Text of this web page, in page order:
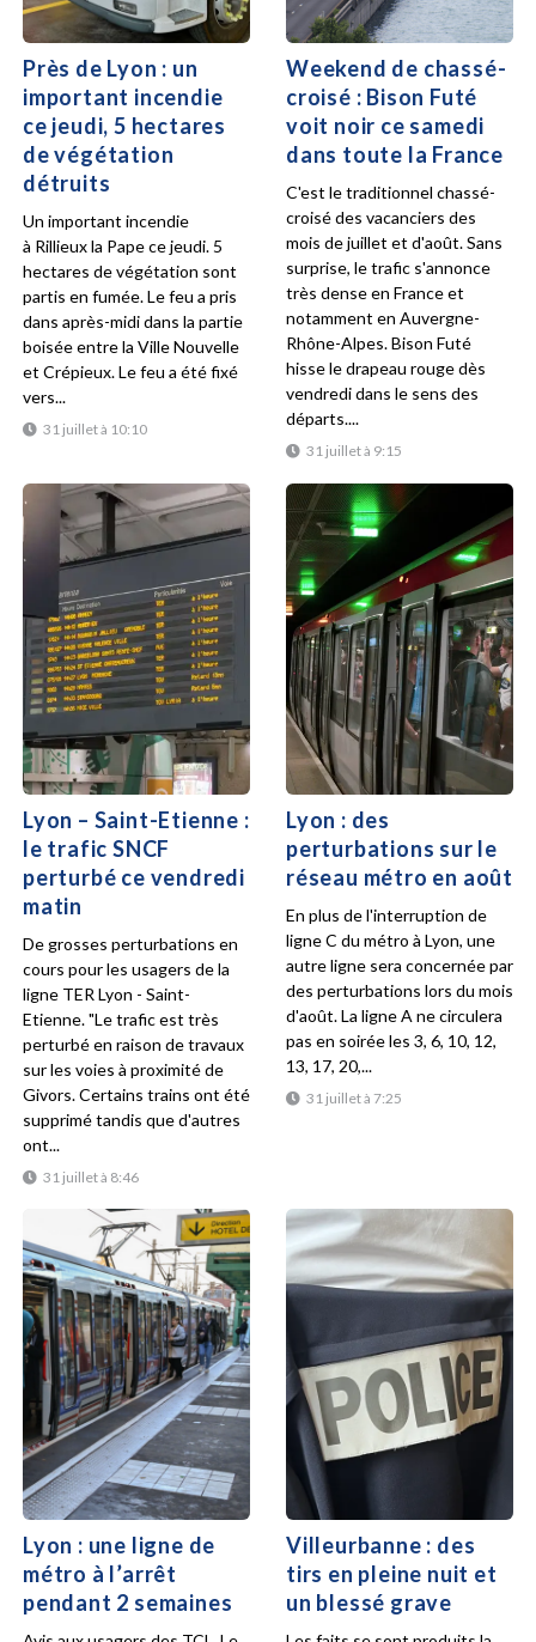
Près de Lyon : un
important incendie
ce jeudi, 5 hectares
de végétation
détruits
31 juillet à 10:10
Un important incendie
à Rillieux la Pape ce jeudi. 5
hectares de végétation sont
partis en fumée. Le feu a pris
dans après-midi dans la partie
boisée entre la Ville Nouvelle
et Crépieux. Le feu a été fixé
vers...
Weekend de chassé-
croisé : Bison Futé
voit noir ce samedi
dans toute la France
31 juillet à 9:15
C'est le traditionnel chassé-
croisé des vacanciers des
mois de juillet et d'août. Sans
surprise, le trafic s'annonce
très dense en France et
notamment en Auvergne-
Rhône-Alpes. Bison Futé
hisse le drapeau rouge dès
vendredi dans le sens des
départs....
Lyon – Saint-Etienne :
le trafic SNCF
perturbé ce vendredi
matin
31 juillet à 8:46
De grosses perturbations en
cours pour les usagers de la
ligne TER Lyon - Saint-
Etienne. "Le trafic est très
perturbé en raison de travaux
sur les voies à proximité de
Givors. Certains trains ont été
supprimé tandis que d'autres
ont...
Lyon : des
perturbations sur le
réseau métro en août
31 juillet à 7:25
En plus de l'interruption de
ligne C du métro à Lyon, une
autre ligne sera concernée par
des perturbations lors du mois
d'août. La ligne A ne circulera
pas en soirée les 3, 6, 10, 12,
13, 17, 20,...
Lyon : une ligne de
métro à l’arrêt
pendant 2 semaines
Villeurbanne : des
tirs en pleine nuit et
un blessé grave